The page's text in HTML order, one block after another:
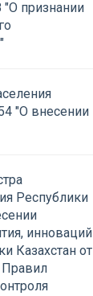
признании
"О внесении
Республики
инноваций
Казахстан от